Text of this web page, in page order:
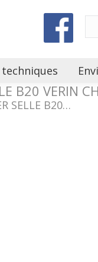
techniques
B20
SELLE B20…